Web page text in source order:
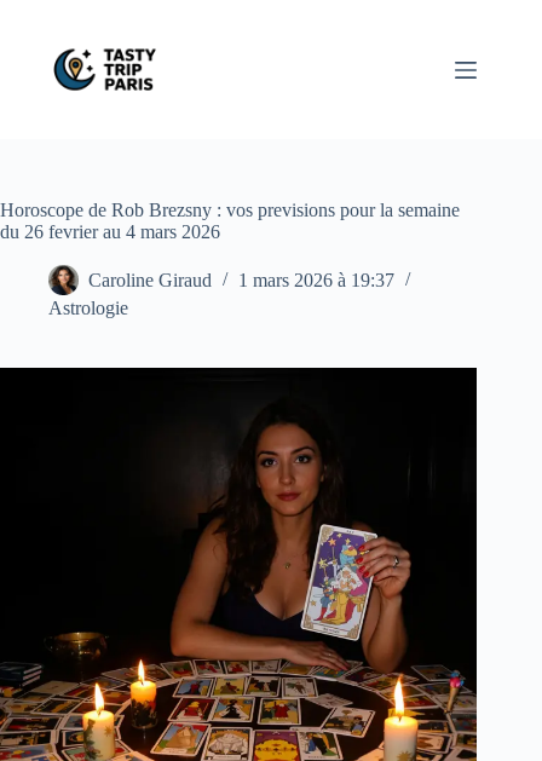
contenu
Horoscope de Rob Brezsny : vos previsions pour la semaine
du 26 fevrier au 4 mars 2026
Caroline Giraud
1 mars 2026 à 19:37
Astrologie